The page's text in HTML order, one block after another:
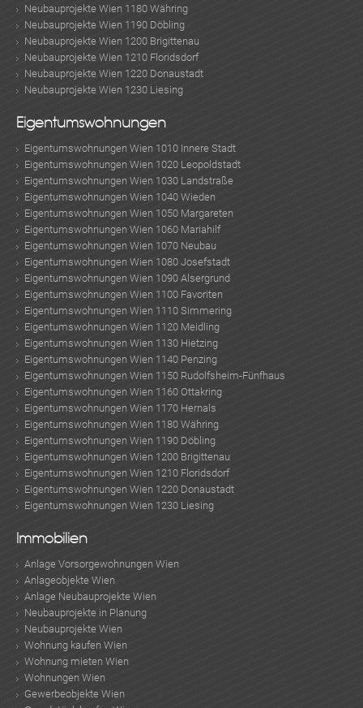
Neubauprojekte Wien 1180 Währing
Neubauprojekte Wien 1190 Döbling
Neubauprojekte Wien 1200 Brigittenau
Neubauprojekte Wien 1210 Floridsdorf
Neubauprojekte Wien 1220 Donaustadt
Neubauprojekte Wien 1230 Liesing
Eigentumswohnungen
Eigentumswohnungen Wien 1010 Innere Stadt
Eigentumswohnungen Wien 1020 Leopoldstadt
Eigentumswohnungen Wien 1030 Landstraße
Eigentumswohnungen Wien 1040 Wieden
Eigentumswohnungen Wien 1050 Margareten
Eigentumswohnungen Wien 1060 Mariahilf
Eigentumswohnungen Wien 1070 Neubau
Eigentumswohnungen Wien 1080 Josefstadt
Eigentumswohnungen Wien 1090 Alsergrund
Eigentumswohnungen Wien 1100 Favoriten
Eigentumswohnungen Wien 1110 Simmering
Eigentumswohnungen Wien 1120 Meidling
Eigentumswohnungen Wien 1130 Hietzing
Eigentumswohnungen Wien 1140 Penzing
Eigentumswohnungen Wien 1150 Rudolfsheim-Fünfhaus
Eigentumswohnungen Wien 1160 Ottakring
Eigentumswohnungen Wien 1170 Hernals
Eigentumswohnungen Wien 1180 Währing
Eigentumswohnungen Wien 1190 Döbling
Eigentumswohnungen Wien 1200 Brigittenau
Eigentumswohnungen Wien 1210 Floridsdorf
Eigentumswohnungen Wien 1220 Donaustadt
Eigentumswohnungen Wien 1230 Liesing
Immobilien
Anlage Vorsorgewohnungen Wien
Anlageobjekte Wien
Anlage Neubauprojekte Wien
Neubauprojekte in Planung
Neubauprojekte Wien
Wohnung kaufen Wien
Wohnung mieten Wien
Wohnungen Wien
Gewerbeobjekte Wien